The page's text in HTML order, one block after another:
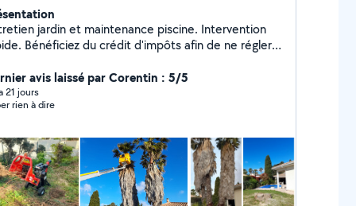
jardin et maintenance piscine. Intervention
Bénéficiez du crédit d'impôts afin de ne régler
avis laissé par Corentin : 5/5
21 jours
rien à dire